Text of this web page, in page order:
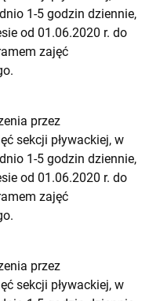
1-5 godzin dziennie,
od 01.06.2020 r. do
zajęć
przez
sekcji pływackiej, w
1-5 godzin dziennie,
od 01.06.2020 r. do
zajęć
przez
sekcji pływackiej, w